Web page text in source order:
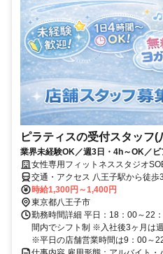
ピラティスの受付スタッフ(
業界未経験OK／週3日・4h～OK／
女性専用フィットネススタジオ
交通・アクセス 八王子駅から徒歩
時給1,300円～1,400円
東京都八王子市
勤務時間詳細 平日：18：00～22
間内でシフト制 ※入社後3ヶ月は
※平日の店舗営業時間は9：00～